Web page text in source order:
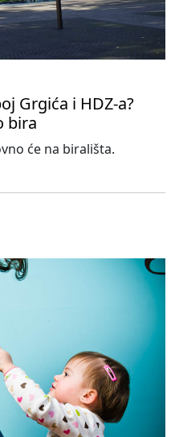
Grgića i HDZ-a?
bira
će na birališta.